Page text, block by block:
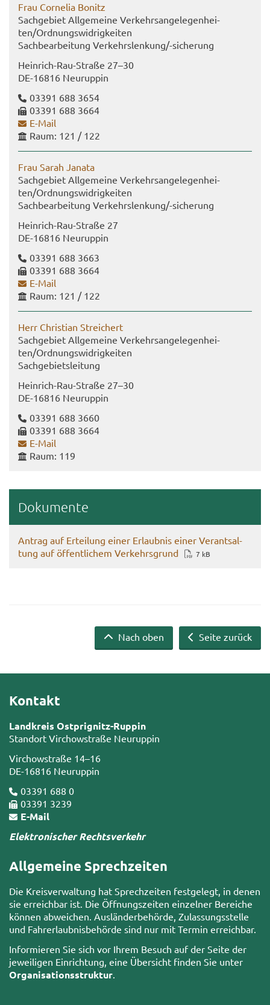
Frau Cor­ne­lia Bo­nitz
Sach­ge­biet All­ge­mei­ne Ver­kehrs­an­ge­le­gen­hei­
ten/Ord­nungs­wid­rig­kei­ten
Sach­be­ar­bei­tung Ver­kehrs­len­kung/-​sicherung
Heinrich-​Rau-Straße 27–30
DE-​16816 Neu­rup­pin
03391 688 3654
03391 688 3664
E-​Mail
Raum: 121 / 122
Frau Sarah Ja­na­ta
Sach­ge­biet All­ge­mei­ne Ver­kehrs­an­ge­le­gen­hei­
ten/Ord­nungs­wid­rig­kei­ten
Sach­be­ar­bei­tung Ver­kehrs­len­kung/-​sicherung
Heinrich-​Rau-Straße 27
DE-​16816 Neu­rup­pin
03391 688 3663
03391 688 3664
E-​Mail
Raum: 121 / 122
Herr Chris­ti­an Strei­chert
Sach­ge­biet All­ge­mei­ne Ver­kehrs­an­ge­le­gen­hei­
ten/Ord­nungs­wid­rig­kei­ten
Sach­ge­biets­lei­tung
Heinrich-​Rau-Straße 27–30
DE-​16816 Neu­rup­pin
03391 688 3660
03391 688 3664
E-​Mail
Raum: 119
Do­ku­men­te
An­trag auf Er­tei­lung einer Er­laub­nis einer Ver­ants­al­
tung auf öf­fent­li­chem Ver­kehrs­grund
7 kB
Seite zurück
Nach oben
Kontakt
Landkreis Ostprignitz-Ruppin
Standort Virchowstraße Neuruppin
Virchowstraße 14–16
DE-16816 Neuruppin
03391 688 0
03391 3239
E-Mail
Elektronischer Rechtsverkehr
Allgemeine Sprechzeiten
Die Kreisverwaltung hat Sprechzeiten festgelegt, in denen
sie erreichbar ist. Die Öffnungszeiten einzelner Bereiche
können abweichen. Ausländerbehörde, Zulassungsstelle
und Fahrerlaubnisbehörde sind nur mit Termin erreichbar.
Informieren Sie sich vor Ihrem Besuch auf der Seite der
jeweiligen Einrichtung, eine Übersicht finden Sie unter
Organisationsstruktur